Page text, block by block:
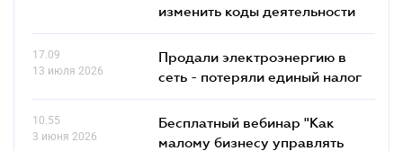
изменить коды деятельности
17.09
13 июля 2026
Продали электроэнергию в
сеть - потеряли единый налог
10.55
3 июня 2026
Бесплатный вебинар "Как
малому бизнесу управлять